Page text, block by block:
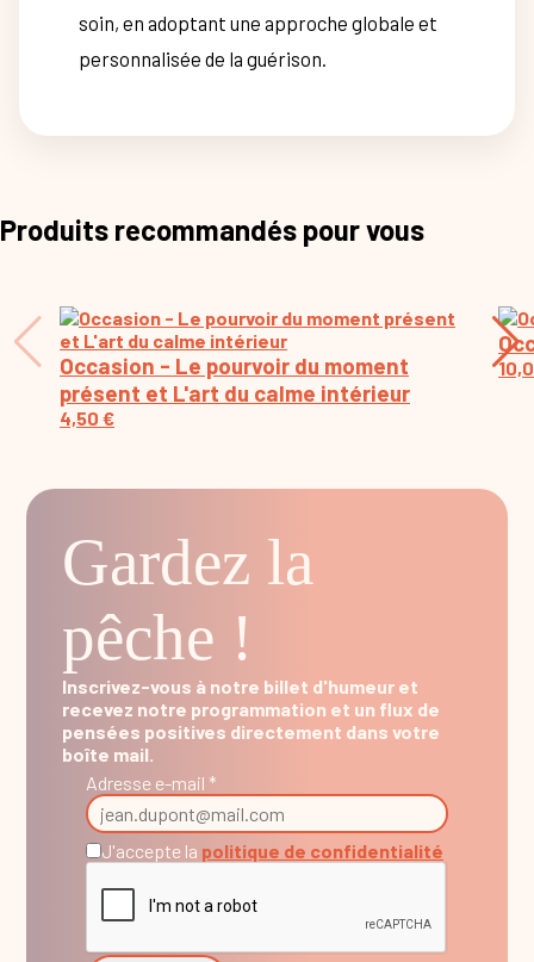
soin, en adoptant une approche globale et
personnalisée de la guérison.
Produits recommandés pour vous
Occasion - Le pourvoir du moment
présent et L'art du calme intérieur
4,50 €
Gardez la
pêche !
Inscrivez-vous à notre billet d'humeur et
recevez notre programmation et un flux de
pensées positives directement dans votre
boîte mail.
Adresse e-mail *
J'accepte la politique de confidentialité